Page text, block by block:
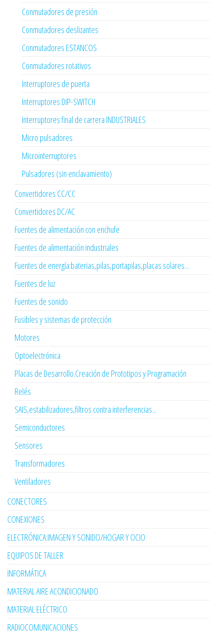
Conmutadores de presión
Conmutadores deslizantes
Conmutadores ESTANCOS
Conmutadores rotativos
Interruptores de puerta
Interruptores DIP-SWITCH
Interruptores final de carrera INDUSTRIALES
Micro pulsadores
Microinterruptores
Pulsadores (sin enclavamiento)
Convertidores CC/CC
Convertidores DC/AC
Fuentes de alimentación con enchufe
Fuentes de alimentación industriales
Fuentes de energía:baterias,pilas,portapilas,placas solares...
Fuentes de luz
Fuentes de sonido
Fusibles y sistemas de protección
Motores
Optoelectrónica
Placas de Desarrollo.Creación de Prototipos y Programación
Relés
SAIS,estabilizadores,filtros contra interferencias...
Semiconductores
Sensores
Transformadores
Ventiladores
CONECTORES
CONEXIONES
ELECTRÓNICA:IMAGEN Y SONIDO/HOGAR Y OCIO
EQUIPOS DE TALLER
INFORMÁTICA
MATERIAL AIRE ACONDICIONADO
MATERIAL ELÉCTRICO
RADIOCOMUNICACIONES